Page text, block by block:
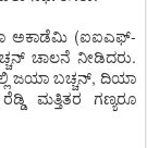
ಅಕಾಡೆಮಿ (ಐಐಎಫ್-
ಚಾಲನೆ ನೀಡಿದರು.
ಜಯಾ ಬಚ್ಚನ್, ದಿಯಾ
ಮತ್ತಿತರ ಗಣ್ಯರೂ